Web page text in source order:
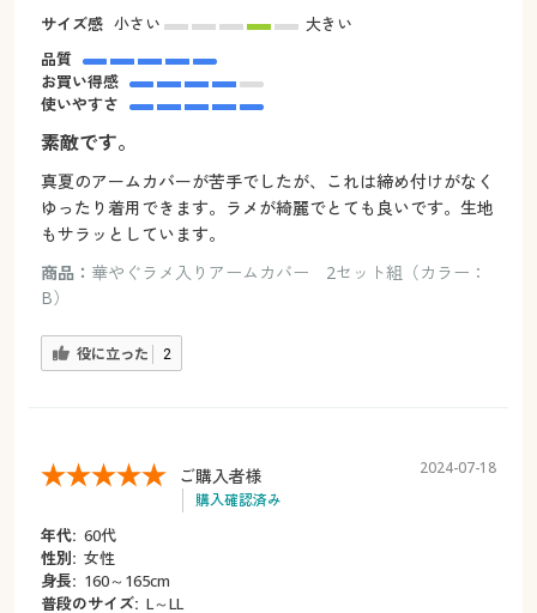
サイズ感 小さい
大きい
品質
お買い得感
使いやすさ
素敵です。
真夏のアームカバーが苦手でしたが、これは締め付けがなく
ゆったり着用できます。ラメが綺麗でとても良いです。生地
もサラッとしています。
商品： 華やぐラメ入りアームカバー 2セット組（カラー：
B）
役に立った 2
ご購入者様
購入確認済み
2024-07-18
年代: 60代
性別: 女性
身長: 160～165cm
普段のサイズ: L～LL